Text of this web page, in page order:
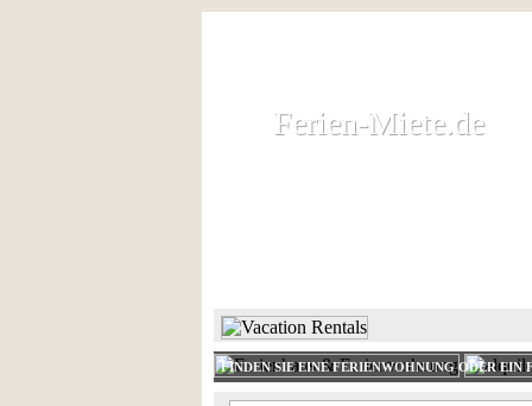
Ferien-Miete.de
Ferien-Miete.de
FINDEN SIE EINE FERIENWOHNUNG ODER EIN